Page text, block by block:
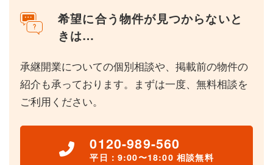
希望に合う物件が見つからないと
きは…
承継開業についての個別相談や、掲載前の物件の
紹介も承っております。まずは一度、無料相談を
ご利用ください。
0120-989-560
平日：9:00〜18:00 相談無料